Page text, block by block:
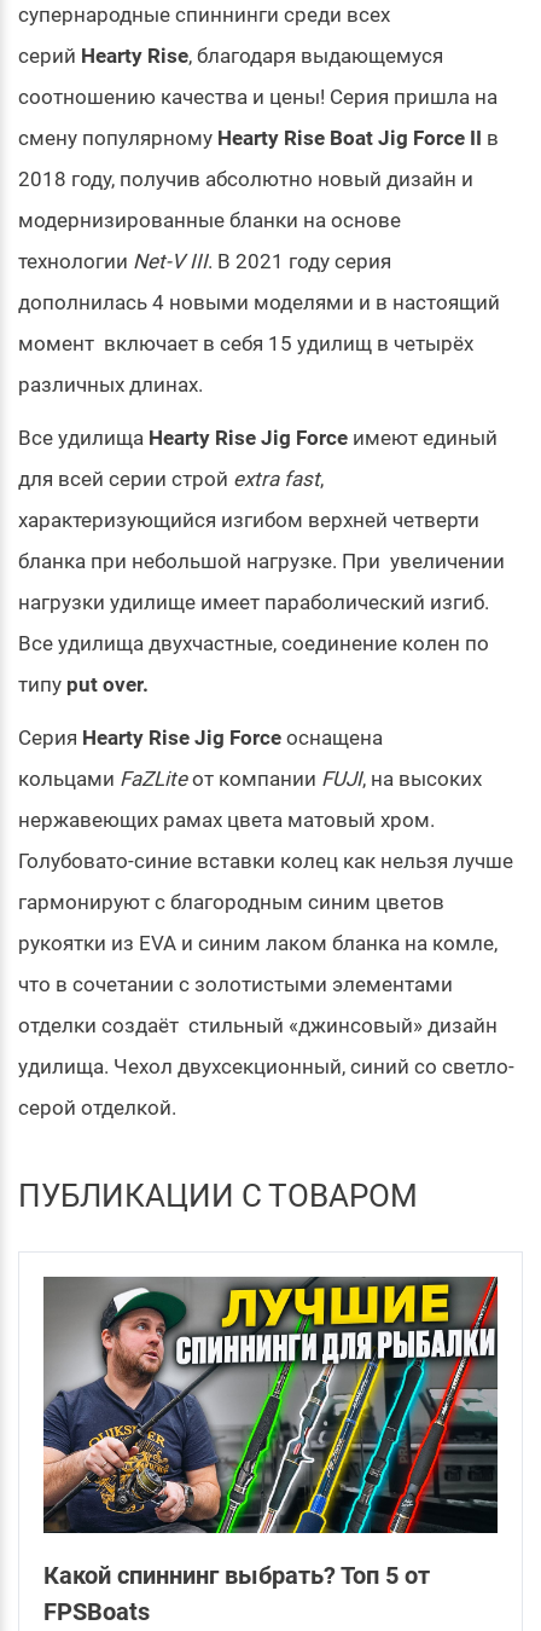
супернародные спиннинги среди всех
серий Hearty Rise, благодаря выдающемуся
соотношению качества и цены! Серия пришла на
смену популярному Hearty Rise Boat Jig Force II в
2018 году, получив абсолютно новый дизайн и
модернизированные бланки на основе
технологии Net-V III. В 2021 году серия
дополнилась 4 новыми моделями и в настоящий
момент включает в себя 15 удилищ в четырёх
различных длинах.
Все удилища Hearty Rise Jig Force имеют единый
для всей серии строй extra fast,
характеризующийся изгибом верхней четверти
бланка при небольшой нагрузке. При увеличении
нагрузки удилище имеет параболический изгиб.
Все удилища двухчастные, соединение колен по
типу put over.
Серия Hearty Rise Jig Force оснащена
кольцами FaZLiteот компании FUJI, на высоких
нержавеющих рамах цвета матовый хром.
Голубовато-синие вставки колец как нельзя лучше
гармонируют с благородным синим цветов
рукоятки из EVA и синим лаком бланка на комле,
что в сочетании с золотистыми элементами
отделки создаёт стильный «джинсовый» дизайн
удилища. Чехол двухсекционный, синий со светло-
серой отделкой.
ПУБЛИКАЦИИ С ТОВАРОМ
Какой спиннинг выбрать? Топ 5 от
FPSBoats